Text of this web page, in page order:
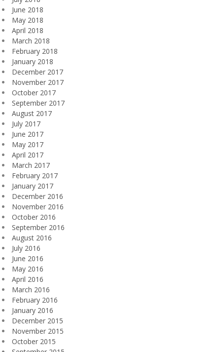
June 2018
May 2018
April 2018
March 2018
February 2018
January 2018
December 2017
November 2017
October 2017
September 2017
August 2017
July 2017
June 2017
May 2017
April 2017
March 2017
February 2017
January 2017
December 2016
November 2016
October 2016
September 2016
August 2016
July 2016
June 2016
May 2016
April 2016
March 2016
February 2016
January 2016
December 2015
November 2015
October 2015